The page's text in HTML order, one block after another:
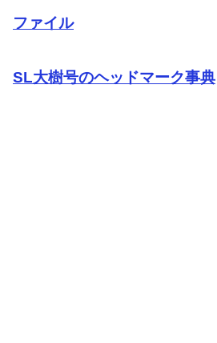
ファイル
SL大樹号のヘッドマーク事典